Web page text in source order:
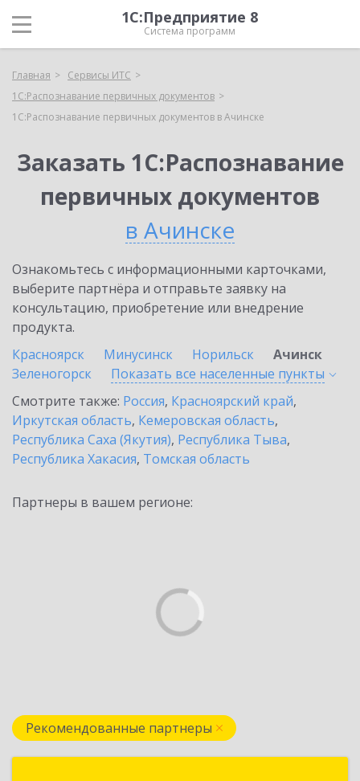
1С:Предприятие 8
Система программ
Главная
Сервисы ИТС
1С:Распознавание первичных документов
1С:Распознавание первичных документов в Ачинске
Заказать 1С:Распознавание
первичных документов
в Ачинске
Ознакомьтесь с информационными карточками,
выберите партнёра и отправьте заявку на
консультацию, приобретение или внедрение
продукта.
Красноярск
Минусинск Норильск
Ачинск
Зеленогорск
Показать все населенные пункты
Смотрите также: Россия, Красноярский край,
Иркутская область, Кемеровская область,
Республика Саха (Якутия), Республика Тыва,
Республика Хакасия, Томская область
Партнеры в вашем регионе:
Рекомендованные партнеры